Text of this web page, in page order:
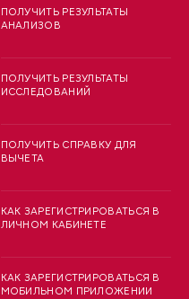
ПОЛУЧИТЬ РЕЗУЛЬТАТЫ
АНАЛИЗОВ
ПОЛУЧИТЬ РЕЗУЛЬТАТЫ
ИССЛЕДОВАНИЙ
ПОЛУЧИТЬ СПРАВКУ ДЛЯ
ВЫЧЕТА
КАК ЗАРЕГИСТРИРОВАТЬСЯ В
ЛИЧНОМ КАБИНЕТЕ
КАК ЗАРЕГИСТРИРОВАТЬСЯ В
МОБИЛЬНОМ ПРИЛОЖЕНИИ